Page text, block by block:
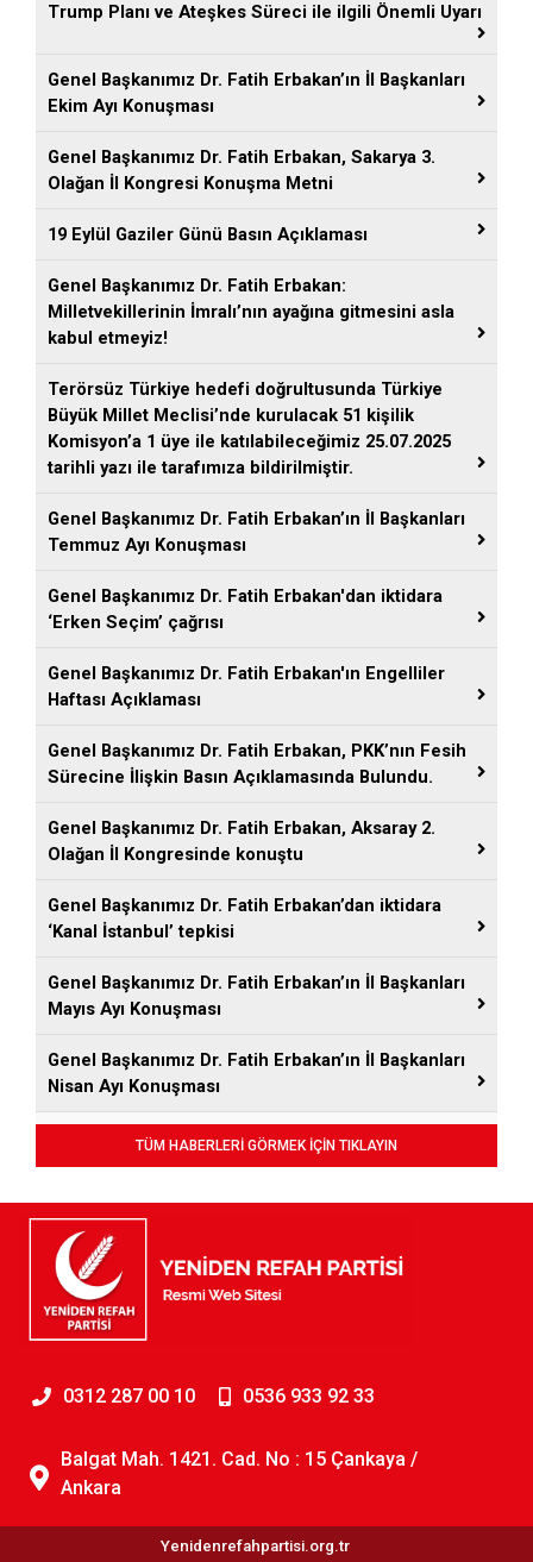
Trump Planı ve Ateşkes Süreci ile ilgili Önemli Uyarı
Genel Başkanımız Dr. Fatih Erbakan’ın İl Başkanları
Ekim Ayı Konuşması
Genel Başkanımız Dr. Fatih Erbakan, Sakarya 3.
Olağan İl Kongresi Konuşma Metni
19 Eylül Gaziler Günü Basın Açıklaması
Genel Başkanımız Dr. Fatih Erbakan:
Milletvekillerinin İmralı’nın ayağına gitmesini asla
kabul etmeyiz!
Terörsüz Türkiye hedefi doğrultusunda Türkiye
Büyük Millet Meclisi’nde kurulacak 51 kişilik
Komisyon’a 1 üye ile katılabileceğimiz 25.07.2025
tarihli yazı ile tarafımıza bildirilmiştir.
Genel Başkanımız Dr. Fatih Erbakan’ın İl Başkanları
Temmuz Ayı Konuşması
Genel Başkanımız Dr. Fatih Erbakan'dan iktidara
‘Erken Seçim’ çağrısı
Genel Başkanımız Dr. Fatih Erbakan'ın Engelliler
Haftası Açıklaması
Genel Başkanımız Dr. Fatih Erbakan, PKK’nın Fesih
Sürecine İlişkin Basın Açıklamasında Bulundu.
Genel Başkanımız Dr. Fatih Erbakan, Aksaray 2.
Olağan İl Kongresinde konuştu
Genel Başkanımız Dr. Fatih Erbakan’dan iktidara
‘Kanal İstanbul’ tepkisi
Genel Başkanımız Dr. Fatih Erbakan’ın İl Başkanları
Mayıs Ayı Konuşması
Genel Başkanımız Dr. Fatih Erbakan’ın İl Başkanları
Nisan Ayı Konuşması
TÜM HABERLERİ GÖRMEK İÇİN TIKLAYIN
0312 287 00 10 0536 933 92 33
Balgat Mah. 1421. Cad. No : 15 Çankaya /
Ankara
Yenidenrefahpartisi.org.tr